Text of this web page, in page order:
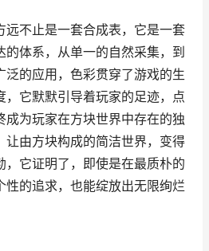
远不止是一套合成表，它是一套
体系，从单一的自然采集，到
泛的应用，色彩贯穿了游戏的生
，它默默引导着玩家的足迹，点
成为玩家在方块世界中存在的独
让由方块构成的简洁世界，变得
，它证明了，即使是在最质朴的
性的追求，也能绽放出无限绚烂